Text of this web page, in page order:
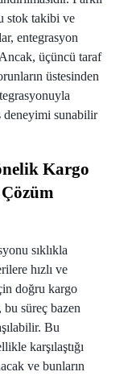
stok takibi ve
entegrasyon
üçüncü taraf
üstesinden
deneyimi sunabilir
Kargo
sıklıkla
hızlı ve
doğru kargo
süreç bazen
Bu
karşılaştığı
ve bunların